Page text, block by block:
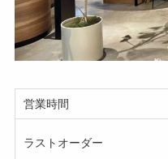
営業時間
ラストオーダー